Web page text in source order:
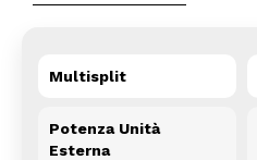
Multisplit
Potenza Unità
Esterna